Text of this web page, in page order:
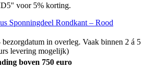
voor 5% korting.
in overleg. Vaak binnen 2 á 5
levering mogelijk)
boven 750 euro